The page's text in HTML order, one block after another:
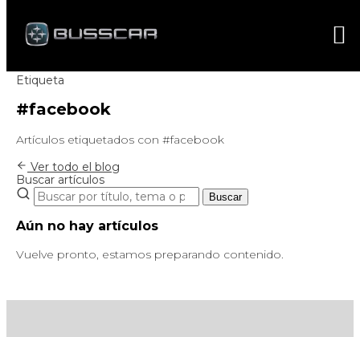
Etiqueta
#facebook
Artículos etiquetados con #facebook
Ver todo el blog
Buscar artículos
Buscar
Aún no hay artículos
Vuelve pronto, estamos preparando contenido.